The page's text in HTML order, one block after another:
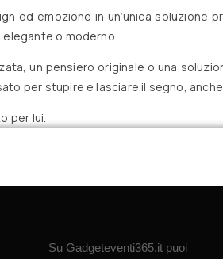
ed emozione in un’unica
o moderno.
un pensiero originale o una
per stupire e lasciare il segno,
per lui.
Su Gadgeteventi365.it puoi